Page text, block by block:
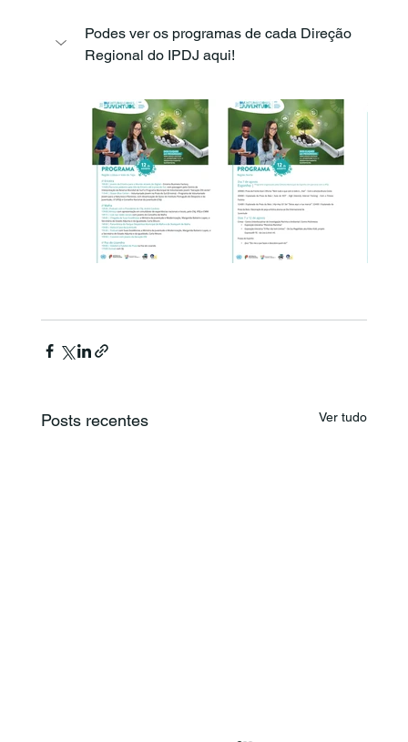
Podes ver os programas de cada Direção
Regional do IPDJ aqui!
Posts recentes Ver tudo